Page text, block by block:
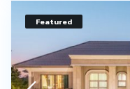
Featured